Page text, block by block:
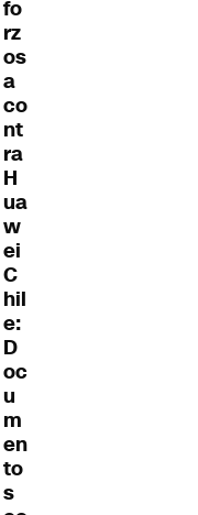
fo
rz
os
a
co
nt
ra
H
ua
w
ei
C
hil
e:
D
oc
u
m
en
to
s